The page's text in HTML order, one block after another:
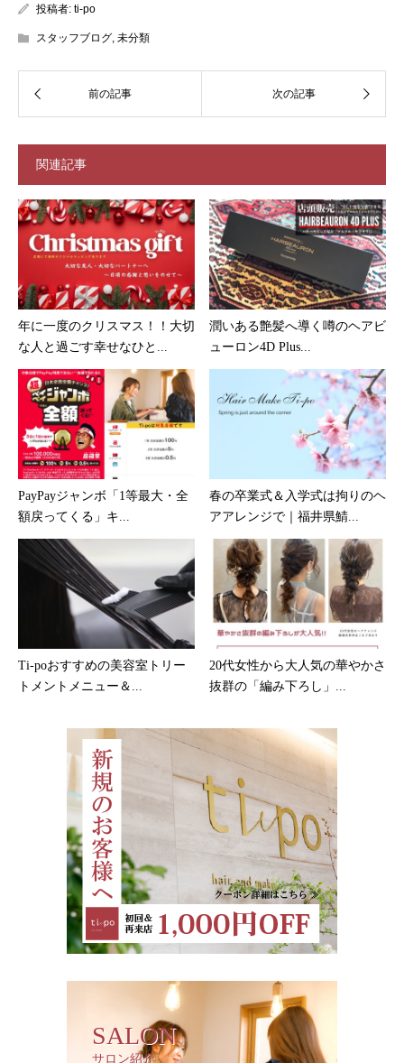
投稿者: ti-po
スタッフブログ, 未分類
関連記事
年に一度のクリスマス！！大切
な人と過ごす幸せなひと...
潤いある艶髪へ導く噂のヘアビ
ューロン4D Plus...
PayPayジャンボ「1等最大・全
額戻ってくる」キ...
春の卒業式＆入学式は拘りのヘ
アアレンジで｜福井県鯖...
Ti-poおすすめの美容室トリー
トメントメニュー＆...
20代女性から大人気の華やかさ
抜群の「編み下ろし」...
SALON
サロン紹介